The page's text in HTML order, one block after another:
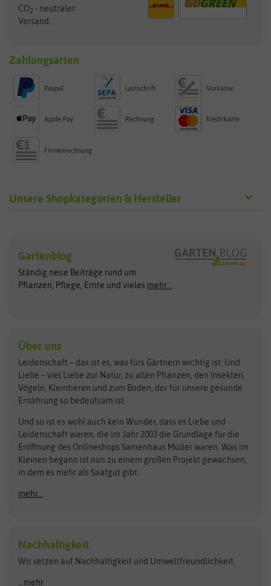
CO2 - neutraler
Versand...
Zahlungsarten
Paypal Lastschrift Vorkasse
Apple Pay Rechnung Kreditkarte
Firmenrechnung
Unsere Shopkategorien & Hersteller
Exotische Samen
Gemüsesamen
Gründünger
Kräutersamen
Obstsamen
Pilzbrut
Rasensamen
Steckzwiebeln
Zimmer & Kübelpflanzen
Kataloge
Schnäppchen
Anzucht & Gartenzubehör
Anzuchtschalen
Heizmatte & Heizkabel
Kokos-Quelltabletten
Zimmergewächshaus
Arche Noah
ASB Greenworld
Benary
Bingenheimer Saatgut
Bionana
BIOWOL
Blumicorn
Bûten Birds
Carl Pabst
Clever Pots
COMPO
Dürr-Samen
Feldsaaten Freudenberger
Fertil
Flora Elite
Florissa
Flortis
Hortitops
Gartenblog
Ständig neue Beiträge rund um
Pflanzen, Pflege, Ernte und vieles mehr...
Über uns
Leidenschaft – das ist es, was fürs Gärtnern wichtig ist. Und
Liebe – viel Liebe zur Natur, zu allen Pflanzen, den Insekten,
Vögeln, Kleintieren und zum Boden, der für unsere gesunde
Ernährung so bedeutsam ist.
Und so ist es wohl auch kein Wunder, dass es Liebe und
Leidenschaft waren, die im Jahr 2003 die Grundlage für die
Eröffnung des Onlineshops Samenhaus Müller waren. Was im
Kleinen begann ist nun zu einem großen Projekt gewachsen,
in dem es mehr als Saatgut gibt.
mehr...
Nachhaltigkeit
Wir setzen auf Nachhaltigkeit und Umweltfreundlichkeit.
...mehr